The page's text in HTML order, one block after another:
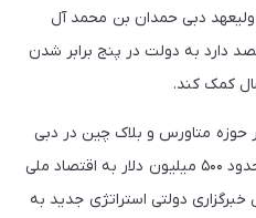
ولیعهد دبی حمدان بن محمد آل
دارد به دولت در پنج برابر شدن
از ۱۰۰۰ شرکت در حوزه متاورس و بلاک چین در دبی
فعالیت می کنند و از طریق آن ها حدود ۵۰۰ میلیون دلار به اقتصاد ملی
دولتی استراتژی جدید به